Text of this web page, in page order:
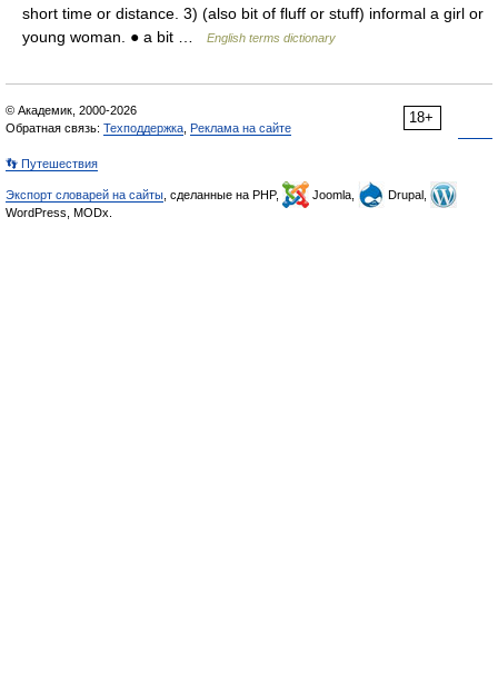
short time or distance. 3) (also bit of fluff or stuff) informal a girl or
young woman. ● a bit …
English terms dictionary
18+
© Академик, 2000-2026
Обратная связь: Техподдержка Реклама на сайте
👣 Путешествия
Экспорт словарей на сайты , сделанные на PHP, Joomla,
Drupal,
WordPress, MODx.